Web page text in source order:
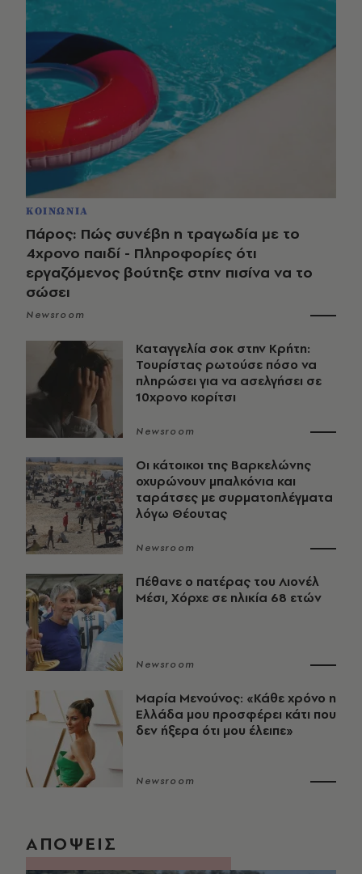
ΚΟΙΝΩΝΙΑ
Πάρος: Πώς συνέβη η τραγωδία με το
4χρονο παιδί - Πληροφορίες ότι
εργαζόμενος βούτηξε στην πισίνα να το
σώσει
Newsroom
Καταγγελία σοκ στην Κρήτη:
Τουρίστας ρωτούσε πόσο να
πληρώσει για να ασελγήσει σε
10χρονο κορίτσι
Newsroom
Οι κάτοικοι της Βαρκελώνης
οχυρώνουν μπαλκόνια και
ταράτσες με συρματοπλέγματα
λόγω Θέουτας
Newsroom
Πέθανε ο πατέρας του Λιονέλ
Μέσι, Χόρχε σε ηλικία 68 ετών
Newsroom
Μαρία Μενούνος: «Κάθε χρόνο η
Ελλάδα μου προσφέρει κάτι που
δεν ήξερα ότι μου έλειπε»
Newsroom
ΑΠΟΨΕΙΣ